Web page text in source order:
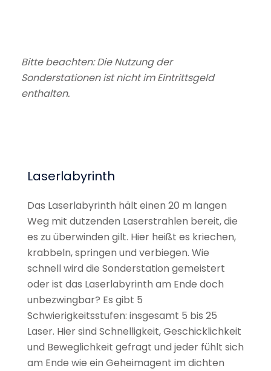
Bitte beachten: Die Nutzung der
Sonderstationen ist nicht im Eintrittsgeld
enthalten.
Laserlabyrinth
Das Laserlabyrinth hält einen 20 m langen
Weg mit dutzenden Laserstrahlen bereit, die
es zu überwinden gilt. Hier heißt es kriechen,
krabbeln, springen und verbiegen. Wie
schnell wird die Sonderstation gemeistert
oder ist das Laserlabyrinth am Ende doch
unbezwingbar? Es gibt 5
Schwierigkeitsstufen: insgesamt 5 bis 25
Laser. Hier sind Schnelligkeit, Geschicklichkeit
und Beweglichkeit gefragt und jeder fühlt sich
am Ende wie ein Geheimagent im dichten